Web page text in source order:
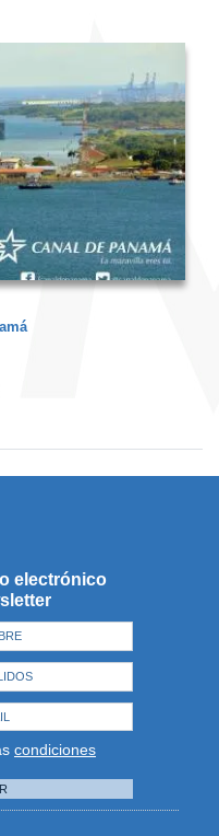
electrónico
condiciones